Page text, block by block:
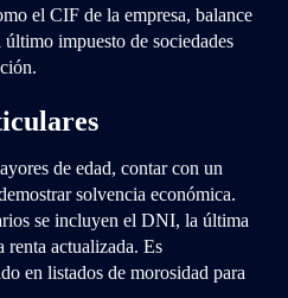
el CIF de la empresa, balance
impuesto de sociedades
de edad, contar con un
solvencia económica.
se incluyen el DNI, la última
renta actualizada. Es
en listados de morosidad para